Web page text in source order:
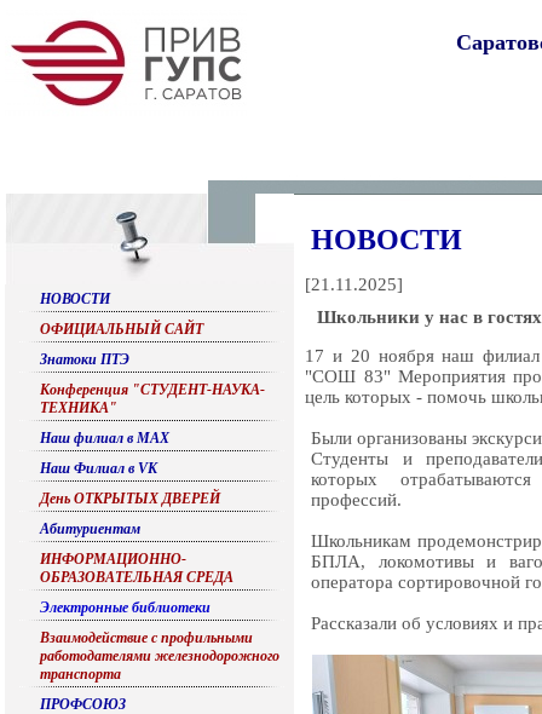
НОВОСТИ
ОФИЦИАЛЬНЫЙ САЙТ
Знатоки ПТЭ
Конференция "СТУДЕНТ-НАУКА-
ТЕХНИКА"
Наш филиал в МАХ
Наш Филиал в VK
День ОТКРЫТЫХ ДВЕРЕЙ
Абитуриентам
ИНФОРМАЦИОННО-
ОБРАЗОВАТЕЛЬНАЯ СРЕДА
Электронные библиотеки
Взаимодействие с профильными
работодателями железнодорожного
транспорта
ПРОФСОЮЗ
НОВОСТИ
[21.11.2025]
Школьники у нас в гостях
17 и 20 ноября наш
"СОШ 83" Мероприятия
цель которых - помочь
Были организованы
Студенты и
которых
профессий.
Школьникам
БПЛА, локомотивы и
оператора сортировочной
Рассказали об условиях и